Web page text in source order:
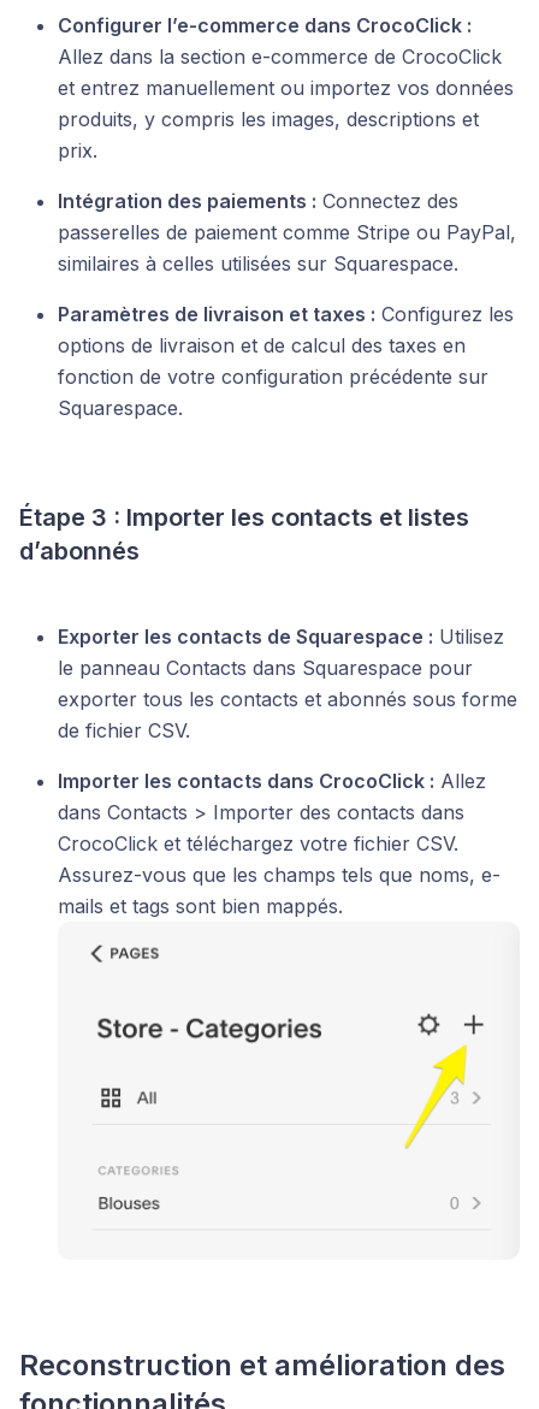
Configurer l’e-commerce dans CrocoClick :
Allez dans la section e-commerce de CrocoClick
et entrez manuellement ou importez vos données
produits, y compris les images, descriptions et
prix.
Intégration des paiements : Connectez des
passerelles de paiement comme Stripe ou PayPal,
similaires à celles utilisées sur Squarespace.
Paramètres de livraison et taxes : Configurez les
options de livraison et de calcul des taxes en
fonction de votre configuration précédente sur
Squarespace.
Étape 3 : Importer les contacts et listes
d’abonnés
Exporter les contacts de Squarespace : Utilisez
le panneau Contacts dans Squarespace pour
exporter tous les contacts et abonnés sous forme
de fichier CSV.
Importer les contacts dans CrocoClick : Allez
dans Contacts > Importer des contacts dans
CrocoClick et téléchargez votre fichier CSV.
Assurez-vous que les champs tels que noms, e-
mails et tags sont bien mappés.
Reconstruction et amélioration des